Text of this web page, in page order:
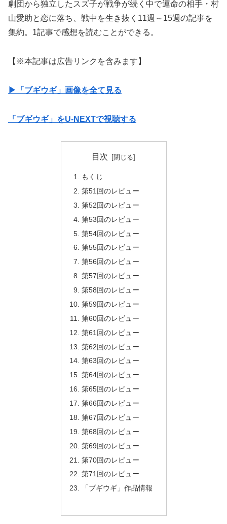
劇団から独立したスズ子が戦争が続く中で運命の相手・村
山愛助と恋に落ち、戦中を生き抜く11週～15週の記事を
集約。1記事で感想を読むことができる。
【※本記事は広告リンクを含みます】
▶︎「ブギウギ」画像を全て見る
「ブギウギ」をU-NEXTで視聴する
目次
もくじ
第51回のレビュー
第52回のレビュー
第53回のレビュー
第54回のレビュー
第55回のレビュー
第56回のレビュー
第57回のレビュー
第58回のレビュー
第59回のレビュー
第60回のレビュー
第61回のレビュー
第62回のレビュー
第63回のレビュー
第64回のレビュー
第65回のレビュー
第66回のレビュー
第67回のレビュー
第68回のレビュー
第69回のレビュー
第70回のレビュー
第71回のレビュー
「ブギウギ」作品情報